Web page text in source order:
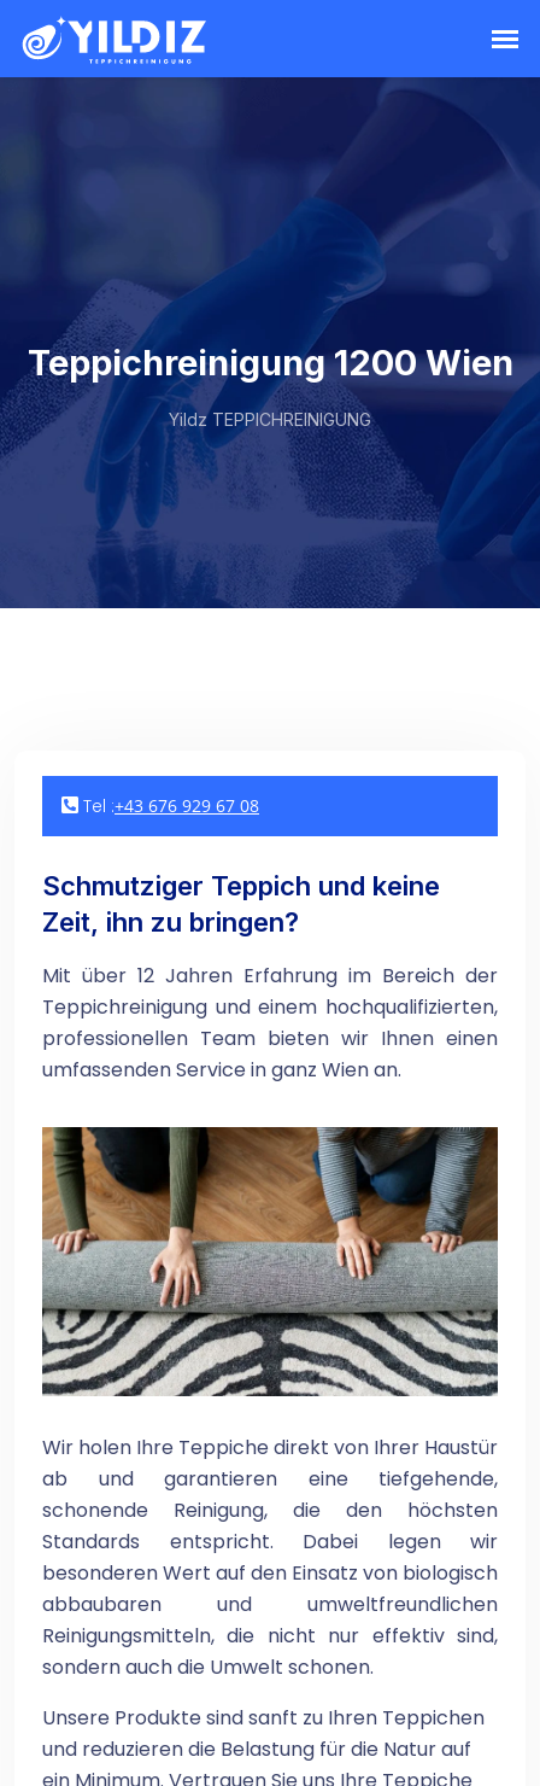
Teppichreinigung 1200 Wien
Yildz TEPPICHREINIGUNG
Tel :+43 676 929 67 08
Schmutziger Teppich und keine
Zeit, ihn zu bringen?
Mit über 12 Jahren Erfahrung im Bereich der
Teppichreinigung und einem hochqualifizierten,
professionellen Team bieten wir Ihnen einen
umfassenden Service in ganz Wien an.
Wir holen Ihre Teppiche direkt von Ihrer Haustür
ab und garantieren eine tiefgehende,
schonende Reinigung, die den höchsten
Standards entspricht. Dabei legen wir
besonderen Wert auf den Einsatz von biologisch
abbaubaren und umweltfreundlichen
Reinigungsmitteln, die nicht nur effektiv sind,
sondern auch die Umwelt schonen.
Unsere Produkte sind sanft zu Ihren Teppichen
und reduzieren die Belastung für die Natur auf
ein Minimum. Vertrauen Sie uns Ihre Teppiche